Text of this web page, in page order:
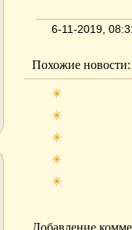
6-11-2019,
Похожие новости:
Добавление